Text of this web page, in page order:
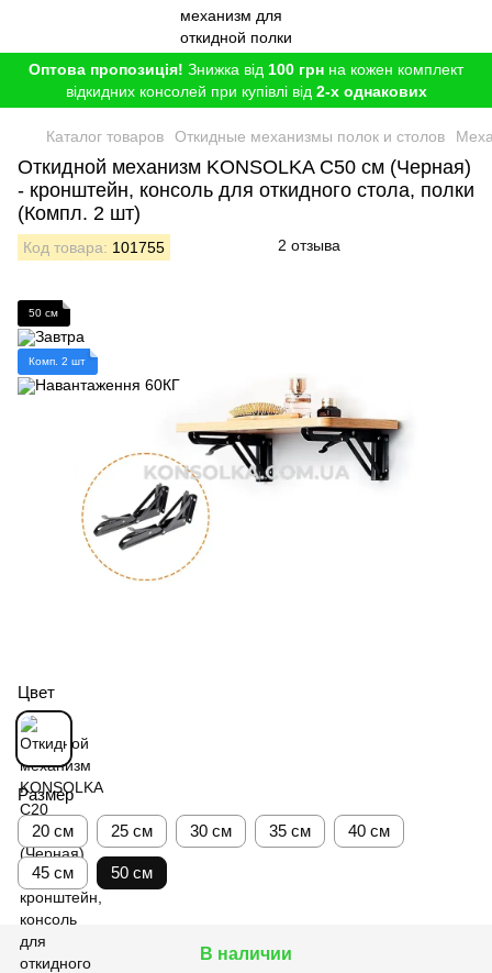
Оптова пропозиція! Знижка від 100 грн на кожен комплект
відкидних консолей при купівлі від 2-х однакових
Каталог товаров Откидные механизмы полок и столов
Откидной механизм KONSOLKA C50 см (Черная)
- кронштейн, консоль для откидного стола, полки
(Компл. 2 шт)
Код товара: 101755 2 отзыва
50 см
Комп. 2 шт
Цвет
Размер
20 см
25 см 30 см 35 см 40 см
45 см 50 см
В наличии